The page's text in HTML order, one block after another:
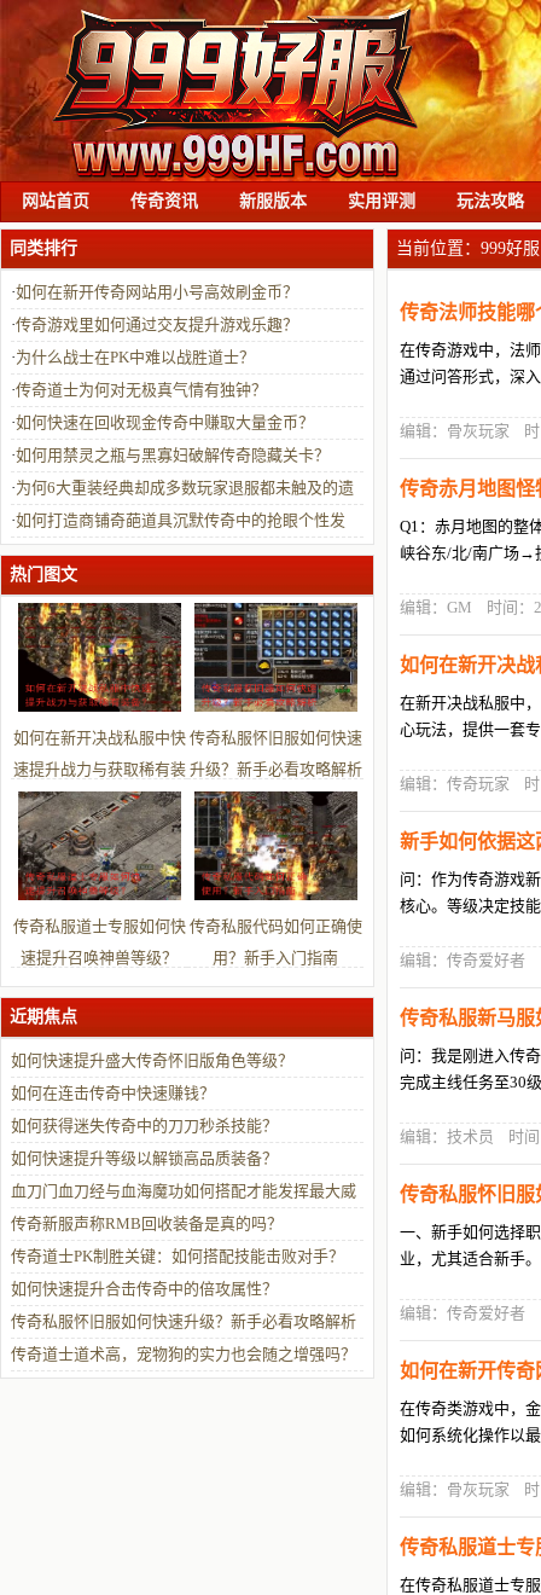
网站首页 传奇资讯 新服版本 实用评测 玩法攻略
当前位置： 999好服
传奇法师技能
在传奇游戏中，法
通过问答形式，深
编辑：骨灰玩家 时
传奇赤月地图
Q1：赤月地图的整
峡谷东/北/南广场
编辑：GM 时间：
如何在新开决
在新开决战私服中
心玩法，提供一套
编辑：传奇玩家 时
新手如何依据
问：作为传奇游戏
核心。等级决定技
编辑：传奇爱好者
传奇私服新马
问：我是刚进入传
完成主线任务至30
编辑：技术员 时间
传奇私服怀旧
一、新手如何选择
业，尤其适合新手
编辑：传奇爱好者
如何在新开传
在传奇类游戏中，
如何系统化操作以
编辑：骨灰玩家 时
传奇私服道士
在传奇私服道士专
同类排行
·如何在新开传奇网站用小号高效刷金币？
·传奇游戏里如何通过交友提升游戏乐趣？
·为什么战士在PK中难以战胜道士？
·传奇道士为何对无极真气情有独钟？
·如何快速在回收现金传奇中赚取大量金币？
·如何用禁灵之瓶与黑寡妇破解传奇隐藏关卡？
·为何6大重装经典却成多数玩家退服都未触及的遗
憾？
·如何打造商铺奇葩道具沉默传奇中的抢眼个性发
型？
热门图文
如何在新开决战私服中快
速提升战力与获取稀有装
备？
传奇私服怀旧服如何快速
升级？新手必看攻略解析
传奇私服道士专服如何快
速提升召唤神兽等级？
传奇私服代码如何正确使
用？新手入门指南
近期焦点
如何快速提升盛大传奇怀旧版角色等级？
如何在连击传奇中快速赚钱？
如何获得迷失传奇中的刀刀秒杀技能？
如何快速提升等级以解锁高品质装备？
血刀门血刀经与血海魔功如何搭配才能发挥最大威
力？
传奇新服声称RMB回收装备是真的吗？
传奇道士PK制胜关键：如何搭配技能击败对手？
如何快速提升合击传奇中的倍攻属性？
传奇私服怀旧服如何快速升级？新手必看攻略解析
传奇道士道术高，宠物狗的实力也会随之增强吗？